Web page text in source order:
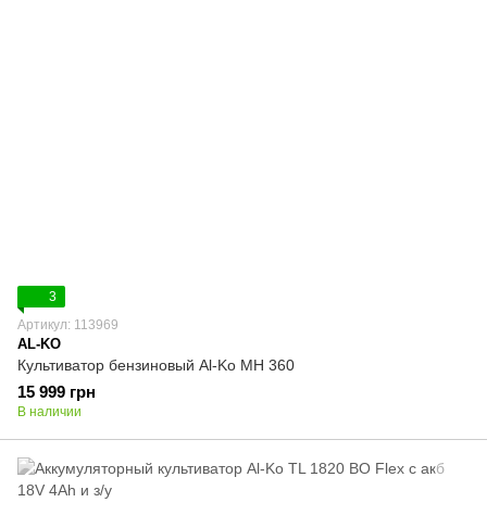
3
Артикул: 113969
AL-KO
Культиватор бензиновый Al-Ko MH 360
15 999 грн
В наличии